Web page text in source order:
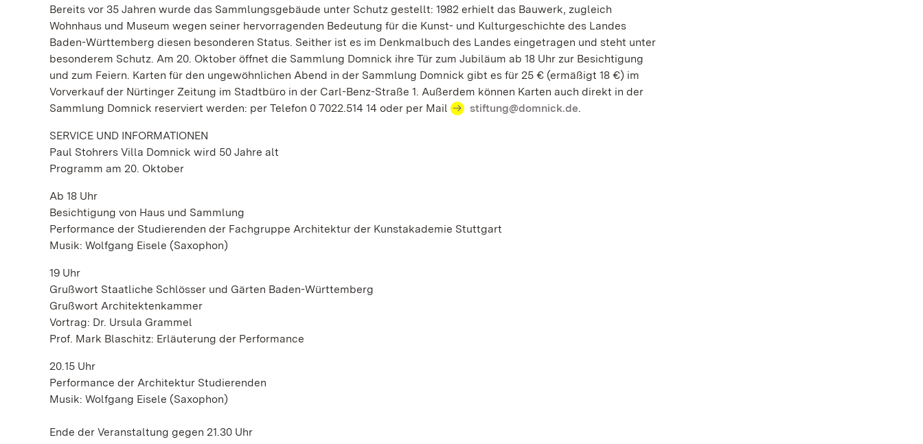
Bereits vor 35 Jahren wurde das Sammlungsgebäude unter Schutz gestellt: 1982 erhielt das Bauwerk, zugleich
Wohnhaus und Museum wegen seiner hervorragenden Bedeutung für die Kunst- und Kulturgeschichte des Landes
Baden-Württemberg diesen besonderen Status. Seither ist es im Denkmalbuch des Landes eingetragen und steht unter
besonderem Schutz. Am 20. Oktober öffnet die Sammlung Domnick ihre Tür zum Jubiläum ab 18 Uhr zur Besichtigung
und zum Feiern. Karten für den ungewöhnlichen Abend in der Sammlung Domnick gibt es für 25 € (ermäßigt 18 €) im
Vorverkauf der Nürtinger Zeitung im Stadtbüro in der Carl-Benz-Straße 1. Außerdem können Karten auch direkt in der
Sammlung Domnick reserviert werden: per Telefon 0 7022.514 14 oder per Mail
stiftung@domnick.de.
SERVICE UND INFORMATIONEN
Paul Stohrers Villa Domnick wird 50 Jahre alt
Programm am 20. Oktober
Ab 18 Uhr
Besichtigung von Haus und Sammlung
Performance der Studierenden der Fachgruppe Architektur der Kunstakademie Stuttgart
Musik: Wolfgang Eisele (Saxophon)
19 Uhr
Grußwort Staatliche Schlösser und Gärten Baden-Württemberg
Grußwort Architektenkammer
Vortrag: Dr. Ursula Grammel
Prof. Mark Blaschitz: Erläuterung der Performance
20.15 Uhr
Performance der Architektur Studierenden
Musik: Wolfgang Eisele (Saxophon)
Ende der Veranstaltung gegen 21.30 Uhr